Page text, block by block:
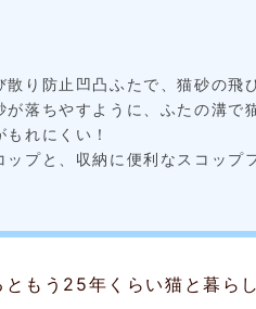
り防止凹凸ふたで、猫砂の飛
落ちやすように、ふたの溝で
もれにくい！
プと、収納に便利なスコップ
もう25年くらい猫と暮ら